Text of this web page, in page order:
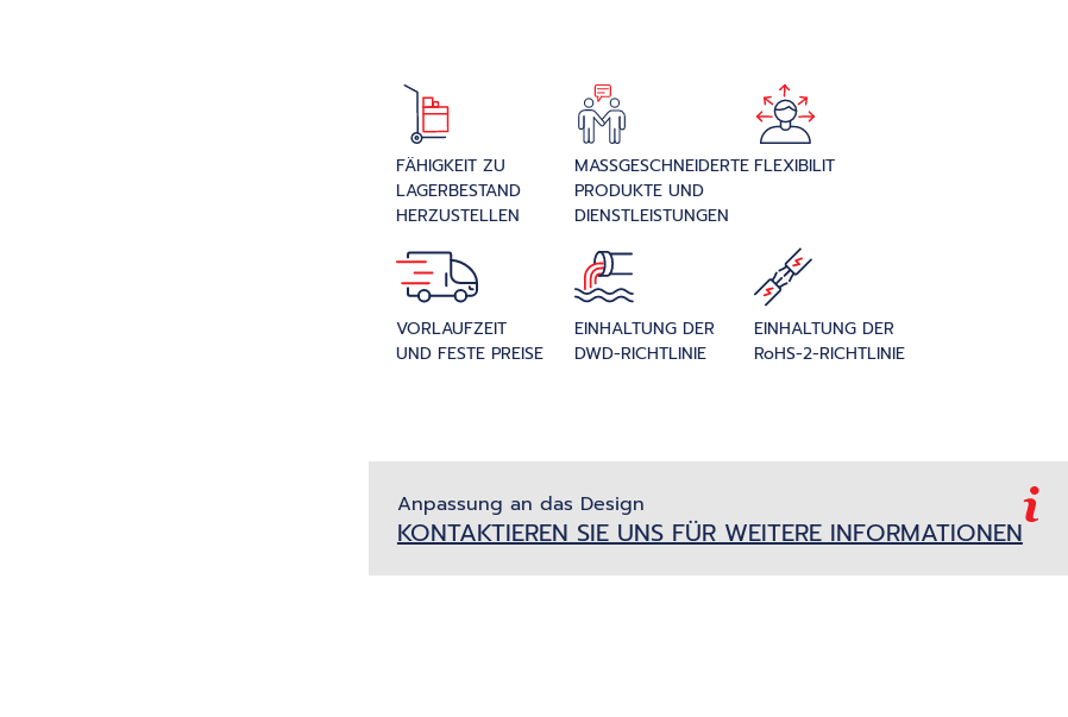
FÄHIGKEIT ZU
LAGERBESTAND
HERZUSTELLEN
MASSGESCHNEIDERTE P
RODUKTE UND D
IENSTLEISTUNGEN
FLEXIBILIT
VORLAUFZEIT
UND FESTE PREISE
EINHALTUNG DER
DWD-RICHTLINIE
EINHALTUNG DER
RoHS-2-RICHTLINIE
Anpassung an das Design
KONTAKTIEREN SIE UNS FÜR WEITERE INFORMATIONEN